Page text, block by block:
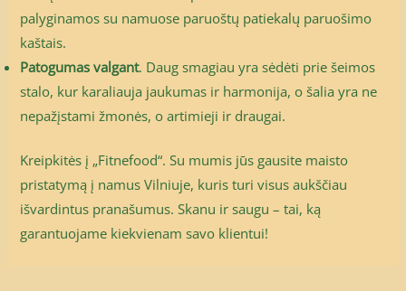
palyginamos su namuose paruoštų patiekalų paruošimo
kaštais.
Patogumas valgant. Daug smagiau yra sėdėti prie šeimos
stalo, kur karaliauja jaukumas ir harmonija, o šalia yra ne
nepažįstami žmonės, o artimieji ir draugai.
Kreipkitės į „Fitnefood“. Su mumis jūs gausite maisto
pristatymą į namus Vilniuje, kuris turi visus aukščiau
išvardintus pranašumus. Skanu ir saugu – tai, ką
garantuojame kiekvienam savo klientui!